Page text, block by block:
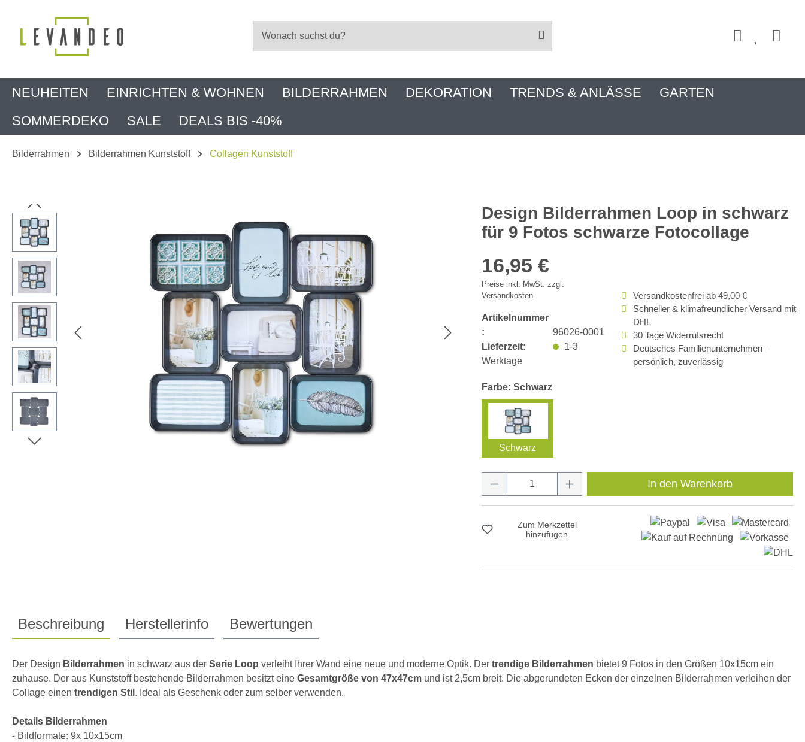
NEUHEITEN EINRICHTEN & WOHNEN BILDERRAHMEN DEKORATION TRENDS & ANLÄSSE
GARTEN
SOMMERDEKO
SALE DEALS BIS -40%
Bilderrahmen Bilderrahmen Kunststoff Collagen Kunststoff
Bildergalerie überspringen
Design Bilderrahmen Loop in schwarz
für 9 Fotos schwarze Fotocollage
16,95 €
Preise inkl. MwSt. zzgl.
Versandkosten
Artikelnummer
:
96026-0001
Lieferzeit:
1-3
Werktage
Versandkostenfrei ab 49,00 €
Schneller & klimafreundlicher Versand mit
DHL
30 Tage Widerrufsrecht
Deutsches Familienunternehmen –
persönlich, zuverlässig
Farbe: Schwarz
Schwarz
Produkt Anzahl: Gib den gewünschten Wert ein
In den Warenkorb
Zum Merkzettel
hinzufügen
Beschreibung Herstellerinfo Bewertungen
Der Design Bilderrahmen in schwarz aus der Serie Loop verleiht Ihrer Wand eine neue und moderne Optik. Der trendige Bilderrahmen bietet 9 Fotos in den Größen 10x15cm ein
zuhause. Der aus Kunststoff bestehende Bilderrahmen besitzt eine Gesamtgröße von 47x47cm und ist 2,5cm breit. Die abgerundeten Ecken der einzelnen Bilderrahmen verleihen der
Collage einen trendigen Stil . Ideal als Geschenk oder zum selber verwenden.
Details Bilderrahmen
- Bildformate: 9x 10x15cm